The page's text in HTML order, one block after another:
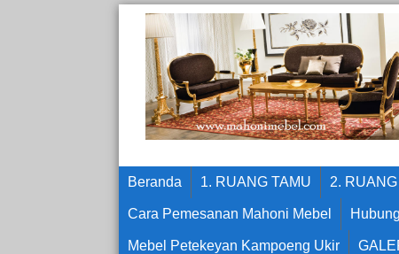
Beranda 1. RUANG TAMU 2.
Cara Pemesanan Mahoni Mebel
Mebel Petekeyan Kampoeng Ukir